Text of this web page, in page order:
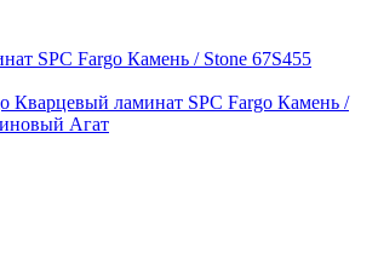
Кварцевый ламинат SPC Fargo Камень /
Агат